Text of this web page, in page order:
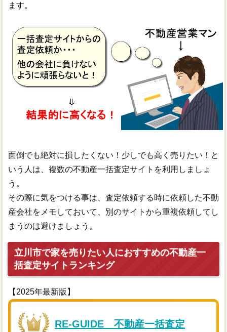
ます。
面倒でも絶対に損したくない！少しでも高く売りたい！と
いう人は、複数の不動産一括査定サイトを利用しましょ
う。
その際に気をつける事は、査定依頼する時に依頼した不動
産会社をメモしておいて、別のサイトから重複依頼してし
まうのは避けましょう。
立川市で家を売りたい人におすすめの不動産一
括査定サイトランキング
【2025年最新版】
RE-GUIDE 不動産一括査定